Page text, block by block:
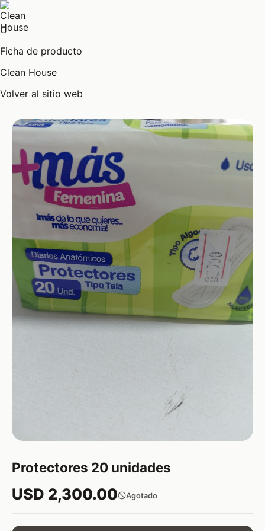
C
Ficha de producto
Clean House
Volver al sitio web
Protectores 20 unidades
USD 2,300.00 Agotado